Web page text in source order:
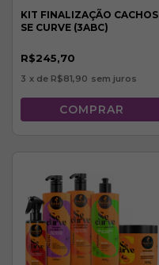
KIT FINALIZAÇÃO CACHOS
SE CURVE (3ABC)
R$245,70
3 x de R$81,90 sem juros